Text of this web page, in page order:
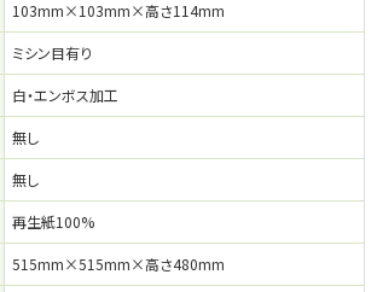
103mm×103mm×高さ114mm
ミシン目有り
白・エンボス加工
無し
無し
再生紙100%
515mm×515mm×高さ480mm